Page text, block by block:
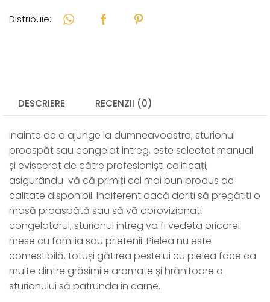
Distribuie:
DESCRIERE RECENZII (0)
Inainte de a ajunge la dumneavoastra, sturionul
proaspăt sau congelat intreg, este selectat manual
și eviscerat de către profesioniști calificați,
asigurându-vă că primiți cel mai bun produs de
calitate disponibil. Indiferent dacă doriți să pregătiți o
masă proaspătă sau să vă aprovizionati
congelatorul, sturionul intreg va fi vedeta oricarei
mese cu familia sau prietenii. Pielea nu este
comestibilă, totuși gătirea pestelui cu pielea face ca
multe dintre grăsimile aromate și hrănitoare a
sturionului să patrunda in carne.